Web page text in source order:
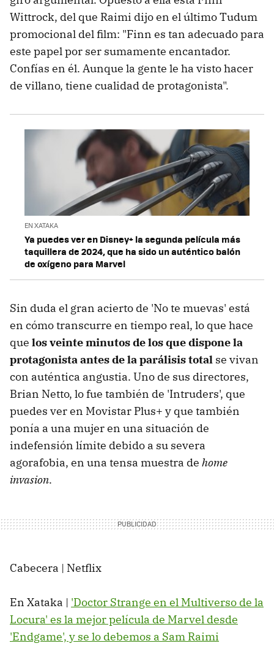
Wittrock, del que Raimi dijo en el último Tudum
promocional del film: "Finn es tan adecuado para
este papel por ser sumamente encantador.
Confías en él. Aunque la gente le ha visto hacer
de villano, tiene cualidad de protagonista".
EN XATAKA
Ya puedes ver en Disney+ la segunda película más
taquillera de 2024, que ha sido un auténtico balón
de oxígeno para Marvel
Sin duda el gran acierto de 'No te muevas' está
en cómo transcurre en tiempo real, lo que hace
que los veinte minutos de los que dispone la
protagonista antes de la parálisis total se vivan
con auténtica angustia. Uno de sus directores,
Brian Netto, lo fue también de 'Intruders', que
puedes ver en Movistar Plus+ y que también
ponía a una mujer en una situación de
indefensión límite debido a su severa
agorafobia, en una tensa muestra de home
invasion.
Cabecera | Netflix
En Xataka | 'Doctor Strange en el Multiverso de la
Locura' es la mejor película de Marvel desde
'Endgame', y se lo debemos a Sam Raimi